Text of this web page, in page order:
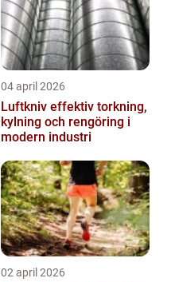
04 april 2026
Luftkniv effektiv torkning,
kylning och rengöring i
modern industri
02 april 2026